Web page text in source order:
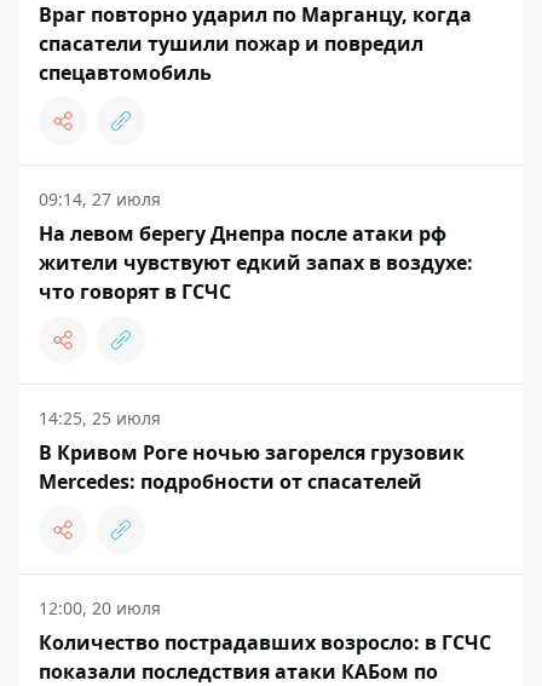
Враг повторно ударил по Марганцу, когда
спасатели тушили пожар и повредил
спецавтомобиль
09:14, 27 июля
На левом берегу Днепра после атаки рф
жители чувствуют едкий запах в воздухе:
что говорят в ГСЧС
14:25, 25 июля
В Кривом Роге ночью загорелся грузовик
Mercedes: подробности от спасателей
12:00, 20 июля
Количество пострадавших возросло: в ГСЧС
показали последствия атаки КАБом по